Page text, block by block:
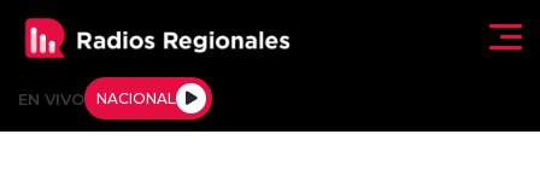
EN VIVO NACIONAL